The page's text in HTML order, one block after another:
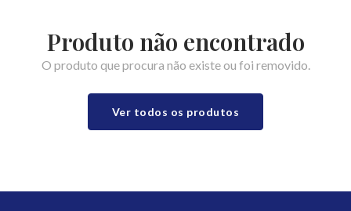
Produto não encontrado
O produto que procura não existe ou foi removido.
Ver todos os produtos